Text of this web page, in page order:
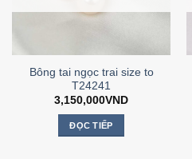
Bông tai ngọc trai size to
T24241
3,150,000VND
ĐỌC TIẾP